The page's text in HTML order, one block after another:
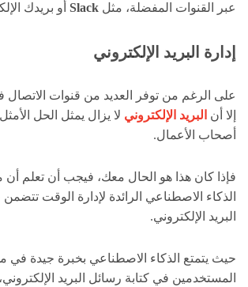
عبر القنوات المفضلة، مثل Slack أو بريدك
إدارة البريد الإلكتروني
على الرغم من توفر العديد من قنوات الاتصال
إلا أن البريد الإلكتروني لا يزال يمثل الحل
أصحاب الأعمال.
فإذا كان هذا هو الحال معك، فيجب أن تعلم
الذكاء الاصطناعي الرائدة لإدارة الوقت تتضمن
البريد الإلكتروني.
حيث يتمتع الذكاء الاصطناعي بخبرة جيدة في
المستخدمين في كتابة رسائل البريد